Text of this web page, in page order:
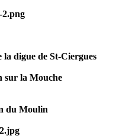
2.png
digue de St-Ciergues
sur la Mouche
du Moulin